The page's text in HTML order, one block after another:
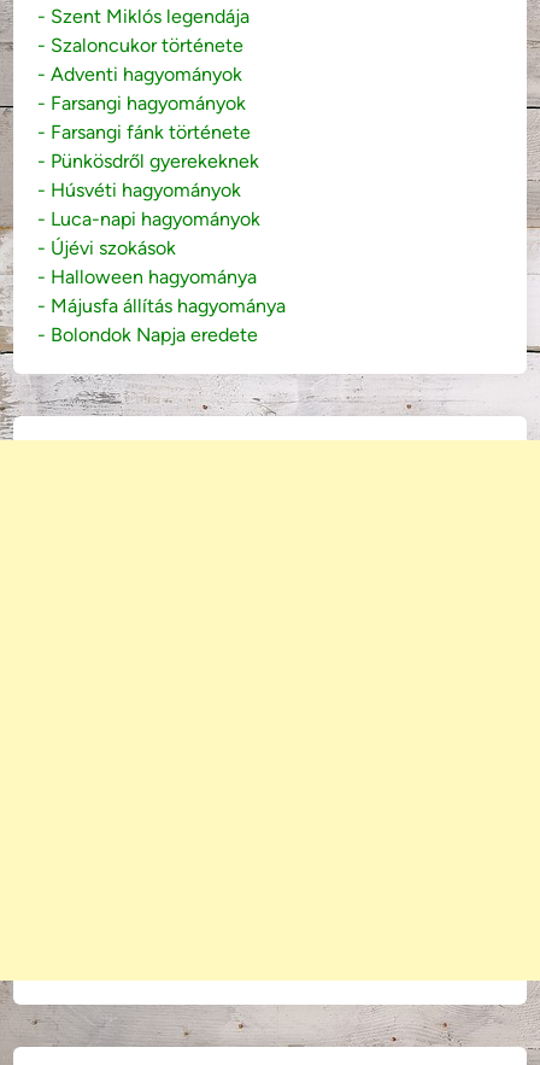
- Szent Miklós legendája
- Szaloncukor története
- Adventi hagyományok
- Farsangi hagyományok
- Farsangi fánk története
- Pünkösdről gyerekeknek
- Húsvéti hagyományok
- Luca-napi hagyományok
- Újévi szokások
- Halloween hagyománya
- Májusfa állítás hagyománya
- Bolondok Napja eredete